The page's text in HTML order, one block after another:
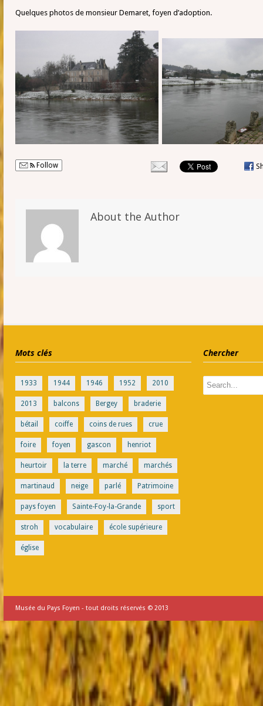
Quelques photos de monsieur Demaret, foyen d’adoption.
Follow
About the Author
Mots clés
1933 1944 1946 1952 2010
2013 balcons Bergey braderie
bétail coiffe coins de rues crue
foire foyen gascon henriot
heurtoir la terre marché marchés
martinaud neige parlé Patrimoine
pays foyen Sainte-Foy-la-Grande sport
stroh vocabulaire école supérieure
église
Chercher
Musée du Pays Foyen - tout droits réservés © 2013